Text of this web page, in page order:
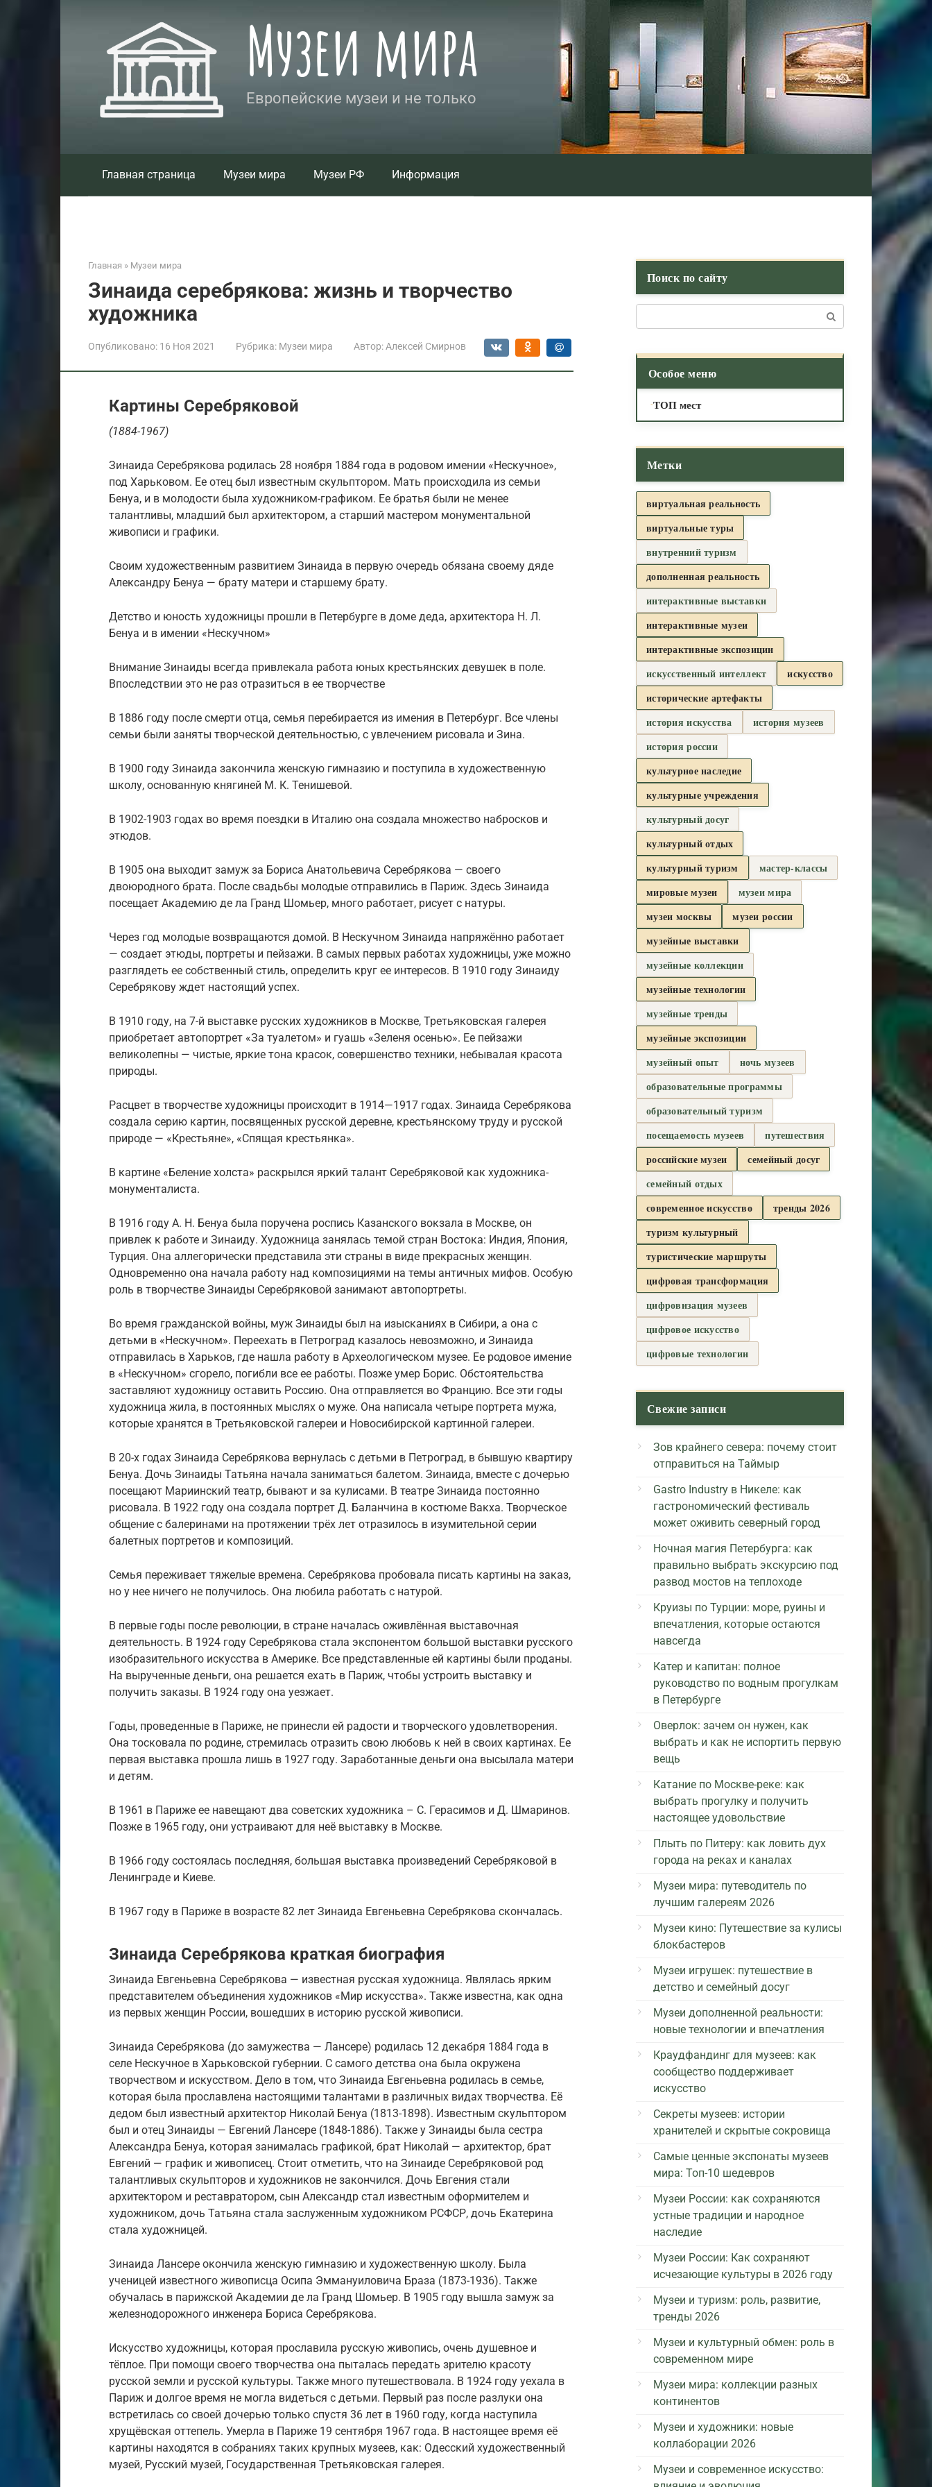
Музеи мира
Европейские музеи и не только
Главная страница Музеи мира Музеи РФ Информация
Главная » Музеи мира
Зинаида серебрякова: жизнь и творчество
художника
Опубликовано: 16 Ноя 2021 Рубрика: Музеи мира Автор: Алексей Смирнов
Картины Серебряковой
(1884-1967)
Зинаида Серебрякова родилась 28 ноября 1884 года в родовом имении «Нескучное»,
под Харьковом. Ее отец был известным скульптором. Мать происходила из семьи
Бенуа, и в молодости была художником-графиком. Ее братья были не менее
талантливы, младший был архитектором, а старший мастером монументальной
живописи и графики.
Своим художественным развитием Зинаида в первую очередь обязана своему дяде
Александру Бенуа — брату матери и старшему брату.
Детство и юность художницы прошли в Петербурге в доме деда, архитектора Н. Л.
Бенуа и в имении «Нескучном»
Внимание Зинаиды всегда привлекала работа юных крестьянских девушек в поле.
Впоследствии это не раз отразиться в ее творчестве
В 1886 году после смерти отца, семья перебирается из имения в Петербург. Все члены
семьи были заняты творческой деятельностью, с увлечением рисовала и Зина.
В 1900 году Зинаида закончила женскую гимназию и поступила в художественную
школу, основанную княгиней М. К. Тенишевой.
В 1902-1903 годах во время поездки в Италию она создала множество набросков и
этюдов.
В 1905 она выходит замуж за Бориса Анатольевича Серебрякова — своего
двоюродного брата. После свадьбы молодые отправились в Париж. Здесь Зинаида
посещает Академию де ла Гранд Шомьер, много работает, рисует с натуры.
Через год молодые возвращаются домой. В Нескучном Зинаида напряжённо работает
— создает этюды, портреты и пейзажи. В самых первых работах художницы, уже можно
разглядеть ее собственный стиль, определить круг ее интересов. В 1910 году Зинаиду
Серебрякову ждет настоящий успех.
В 1910 году, на 7-й выставке русских художников в Москве, Третьяковская галерея
приобретает автопортрет «За туалетом» и гуашь «Зеленя осенью». Ее пейзажи
великолепны — чистые, яркие тона красок, совершенство техники, небывалая красота
природы.
Расцвет в творчестве художницы происходит в 1914—1917 годах. Зинаида Серебрякова
создала серию картин, посвященных русской деревне, крестьянскому труду и русской
природе — «Крестьяне», «Спящая крестьянка».
В картине «Беление холста» раскрылся яркий талант Серебряковой как художника-
монументалиста.
В 1916 году А. Н. Бенуа была поручена роспись Казанского вокзала в Москве, он
привлек к работе и Зинаиду. Художница занялась темой стран Востока: Индия, Япония,
Турция. Она аллегорически представила эти страны в виде прекрасных женщин.
Одновременно она начала работу над композициями на темы античных мифов. Особую
роль в творчестве Зинаиды Серебряковой занимают автопортреты.
Во время гражданской войны, муж Зинаиды был на изысканиях в Сибири, а она с
детьми в «Нескучном». Переехать в Петроград казалось невозможно, и Зинаида
отправилась в Харьков, где нашла работу в Археологическом музее. Ее родовое имение
в «Нескучном» сгорело, погибли все ее работы. Позже умер Борис. Обстоятельства
заставляют художницу оставить Россию. Она отправляется во Францию. Все эти годы
художница жила, в постоянных мыслях о муже. Она написала четыре портрета мужа,
которые хранятся в Третьяковской галереи и Новосибирской картинной галереи.
В 20-х годах Зинаида Серебрякова вернулась с детьми в Петроград, в бывшую квартиру
Бенуа. Дочь Зинаиды Татьяна начала заниматься балетом. Зинаида, вместе с дочерью
посещают Мариинский театр, бывают и за кулисами. В театре Зинаида постоянно
рисовала. В 1922 году она создала портрет Д. Баланчина в костюме Вакха. Творческое
общение с балеринами на протяжении трёх лет отразилось в изумительной серии
балетных портретов и композиций.
Семья переживает тяжелые времена. Серебрякова пробовала писать картины на заказ,
но у нее ничего не получилось. Она любила работать с натурой.
В первые годы после революции, в стране началась оживлённая выставочная
деятельность. В 1924 году Серебрякова стала экспонентом большой выставки русского
изобразительного искусства в Америке. Все представленные ей картины были проданы.
На вырученные деньги, она решается ехать в Париж, чтобы устроить выставку и
получить заказы. В 1924 году она уезжает.
Годы, проведенные в Париже, не принесли ей радости и творческого удовлетворения.
Она тосковала по родине, стремилась отразить свою любовь к ней в своих картинах. Ее
первая выставка прошла лишь в 1927 году. Заработанные деньги она высылала матери
и детям.
В 1961 в Париже ее навещают два советских художника – С. Герасимов и Д. Шмаринов.
Позже в 1965 году, они устраивают для неё выставку в Москве.
В 1966 году состоялась последняя, большая выставка произведений Серебряковой в
Ленинграде и Киеве.
В 1967 году в Париже в возрасте 82 лет Зинаида Евгеньевна Серебрякова скончалась.
Зинаида Серебрякова краткая биография
Зинаида Евгеньевна Серебрякова — известная русская художница. Являлась ярким
представителем объединения художников «Мир искусства». Также известна, как одна
из первых женщин России, вошедших в историю русской живописи.
Зинаида Серебрякова (до замужества — Лансере) родилась 12 декабря 1884 года в
селе Нескучное в Харьковской губернии. С самого детства она была окружена
творчеством и искусством. Дело в том, что Зинаида Евгеньевна родилась в семье,
которая была прославлена настоящими талантами в различных видах творчества. Её
дедом был известный архитектор Николай Бенуа (1813-1898). Известным скульптором
был и отец Зинаиды — Евгений Лансере (1848-1886). Также у Зинаиды была сестра
Александра Бенуа, которая занималась графикой, брат Николай — архитектор, брат
Евгений — график и живописец. Стоит отметить, что на Зинаиде Серебряковой род
талантливых скульпторов и художников не закончился. Дочь Евгения стали
архитектором и реставратором, сын Александр стал известным оформителем и
художником, дочь Татьяна стала заслуженным художником РСФСР, дочь Екатерина
стала художницей.
Зинаида Лансере окончила женскую гимназию и художественную школу. Была
ученицей известного живописца Осипа Эммануиловича Браза (1873-1936). Также
обучалась в парижской Академии де ла Гранд Шомьер. В 1905 году вышла замуж за
железнодорожного инженера Бориса Серебрякова.
Искусство художницы, которая прославила русскую живопись, очень душевное и
тёплое. При помощи своего творчества она пыталась передать зрителю красоту
русской земли и русской культуры. Также много путешествовала. В 1924 году уехала в
Париж и долгое время не могла видеться с детьми. Первый раз после разлуки она
встретилась со своей дочерью только спустя 36 лет в 1960 году, когда наступила
хрущёвская оттепель. Умерла в Париже 19 сентября 1967 года. В настоящее время её
картины находятся в собраниях таких крупных музеев, как: Одесский художественный
музей, Русский музей, Государственная Третьяковская галерея.
Поиск по сайту
Особое меню
ТОП мест
Метки
виртуальная реальность
виртуальные туры
внутренний туризм
дополненная реальность
интерактивные выставки
интерактивные музеи
интерактивные экспозиции
искусственный интеллект
искусство
исторические артефакты
история искусства
история музеев
история россии
культурное наследие
культурные учреждения
культурный досуг
культурный отдых
культурный туризм
мастер-классы
мировые музеи
музеи мира
музеи москвы
музеи россии
музейные выставки
музейные коллекции
музейные технологии
музейные тренды
музейные экспозиции
музейный опыт
ночь музеев
образовательные программы
образовательный туризм
посещаемость музеев
путешествия
российские музеи
семейный досуг
семейный отдых
современное искусство
тренды 2026
туризм культурный
туристические маршруты
цифровая трансформация
цифровизация музеев
цифровое искусство
цифровые технологии
Свежие записи
Зов крайнего севера: почему стоит
отправиться на Таймыр
Gastro Industry в Никеле: как
гастрономический фестиваль
может оживить северный город
Ночная магия Петербурга: как
правильно выбрать экскурсию под
развод мостов на теплоходе
Круизы по Турции: море, руины и
впечатления, которые остаются
навсегда
Катер и капитан: полное
руководство по водным прогулкам
в Петербурге
Оверлок: зачем он нужен, как
выбрать и как не испортить первую
вещь
Катание по Москве-реке: как
выбрать прогулку и получить
настоящее удовольствие
Плыть по Питеру: как ловить дух
города на реках и каналах
Музеи мира: путеводитель по
лучшим галереям 2026
Музеи кино: Путешествие за кулисы
блокбастеров
Музеи игрушек: путешествие в
детство и семейный досуг
Музеи дополненной реальности:
новые технологии и впечатления
Краудфандинг для музеев: как
сообщество поддерживает
искусство
Секреты музеев: истории
хранителей и скрытые сокровища
Самые ценные экспонаты музеев
мира: Топ-10 шедевров
Музеи России: как сохраняются
устные традиции и народное
наследие
Музеи России: Как сохраняют
исчезающие культуры в 2026 году
Музеи и туризм: роль, развитие,
тренды 2026
Музеи и культурный обмен: роль в
современном мире
Музеи мира: коллекции разных
континентов
Музеи и художники: новые
коллаборации 2026
Музеи и современное искусство: